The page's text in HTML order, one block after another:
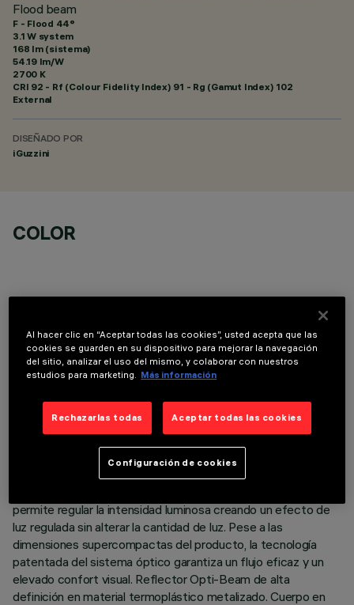
Flood beam
F - Flood 44°
3.1 W system
168 lm (sistema)
54.19 lm/W
2700 K
CRI 92 - Rf (Colour Fidelity Index) 91 - Rg (Gamut Index) 102
External
DISEÑADO POR
iGuzzini
COLOR
DATOS TÉCNICOS
ÚLTIMA ACTUALIZACIÓN: 06/08/2026
instalación en raíl de baja tensión 48 V. Adaptador de material
termoplástico con circuito controlador con tecnología PWM
permite regular la intensidad luminosa creando un efecto de
luz regulada sin alterar la cantidad de luz. Pese a las
dimensiones supercompactas del producto, la tecnología
patentada del sistema óptico garantiza un flujo eficaz y un
elevado confort visual. Reflector Opti-Beam de alta
definición en material termoplástico metalizado. Cuerpo en
Al hacer clic en “Aceptar todas las cookies”, usted acepta que las
cookies se guarden en su dispositivo para mejorar la navegación
del sitio, analizar el uso del mismo, y colaborar con nuestros
estudios para marketing. Más información
Rechazarlas todas Aceptar todas las cookies
Configuración de cookies